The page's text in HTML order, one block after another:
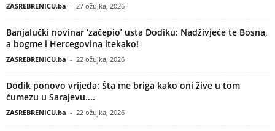
ZASREBRENICU.ba - 27 ožujka, 2026
Banjalučki novinar ‘začepio’ usta Dodiku: Nadživjeće te Bosna,
a bogme i Hercegovina itekako!
ZASREBRENICU.ba - 22 ožujka, 2026
Dodik ponovo vrijeđa: Šta me briga kako oni žive u tom
ćumezu u Sarajevu....
ZASREBRENICU.ba - 22 ožujka, 2026